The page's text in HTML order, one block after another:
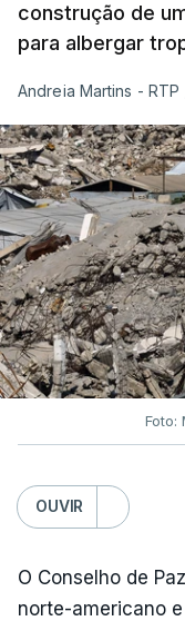
construção de
para albergar
Andreia Martins - RTP
Foto:
OUVIR
O Conselho de
norte-americano